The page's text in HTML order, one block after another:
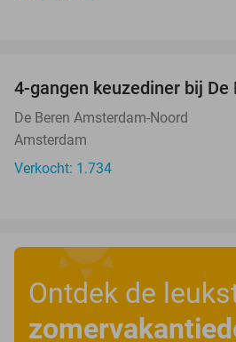
4-gangen keuzediner bij De
De Beren Amsterdam-Noord
Amsterdam
Verkocht: 1.734
Ontdek de